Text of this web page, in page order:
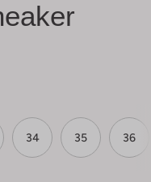
34 35 36